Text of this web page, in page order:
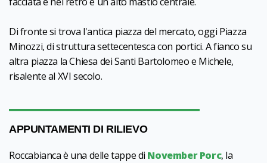
Di fronte si trova l'antica piazza del mercato, oggi Piazza
Minozzi, di struttura settecentesca con portici. A fianco su
altra piazza la Chiesa dei Santi Bartolomeo e Michele,
risalente al XVI secolo.
APPUNTAMENTI DI RILIEVO
Roccabianca è una delle tappe di November Porc, la